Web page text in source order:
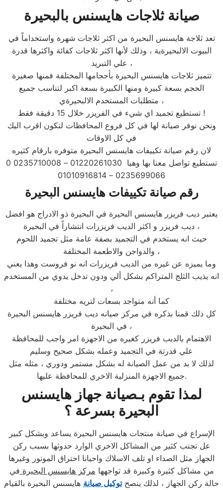
صيانة ثلاجات هايسنس بالبحيرة
تعد ثلاجة هايسنس البحيرة من اكثر ثلاجات شهرة واستخداماً في
البيوت الالبحيرةية ، وذلك لأنها اكثر ثلاجات كفائة واكثرها قدرة
علي التبريد ،
تتميز ثلاجات هايسنس البحيرة بأحجامها المختلفة فمنها صغيرة
الحجم بسعة كبيرة ومنها الكبيرة بسعة اكبر لتناسب جميع
متطلبات المستخدم الالبحيرةي ،
تستطيع تجميد اي شيء في الفريزر خلال 15 دقيقة فقط !
ونحن نوفر صيانة لها في كل فروع المحافظات لتكون اقرب اليك
في كل الاوقات
لان رقم صيانة تكييفات هايسنس البحيرة متوفره بارقام كثيره
تستطيع تواصل معنا بها وهيا 01220261030 – 0235710008 0
0235699066 – 01010916814
رقم صيانة تكييفات هايسنس البحيرة
يعتبر ديب فريزر هايسنس البحيرة في البحيرة ذو الادراج هو افضل
ديب فريزر و اكثر الديب فريزرات انتشاراً في البحيرة ،
حيث انه يستخدم في التجميد بصفة عامة مثل تجميد اللحوم
والدواجن والاطعمة المختلفة ،
وما يميزه عن غيره من الديب فريزرات انه نو فروست وهذا يعني
انه يذيب الثلج المتراكم بشكل ألي ودون تدخل يدوي من المستخدم
،
كما أنه متواجد بسعات لتريه مختلفة
كل ذلك قمنا بذكره في مركز صيانه ديب فريزر هايسنس البحيرة
في البحيرة ،
الاهتمام بالديب فريزر كغيره من الاجهزة امر واجب للمحافظة
علي قدرتة في التجميد وعمله بشكل صحيح وسليم
لذلك لا بد من عمل الصيانة له بشكل مستمر ودوري ، مثله مثل
جميع الاجهزة المنزلية الاخري للمحافظة عليها.
لمذا تقوم بـصيانة جهاز هايسنس
البحيرة بسرعة ؟
الإسراع في صيانة منتجات هايسنس البحيرة يساعد وبشكل كبير
عل تجنب كثير من المشاكل الاخري الوارد حدوثها بسبب ركن
الجهاز مثل الصداء او تلف الاسلاك واحيانا احتراق الموتور وغيرها
من مشاكل كثيرة وكبيرة قد تواجهها مركز هايسنس البحيرة في
حالة ركن الجهاز ، لذلك ينصحتوكيل صيانة هايسنس البحيرة بالقيام